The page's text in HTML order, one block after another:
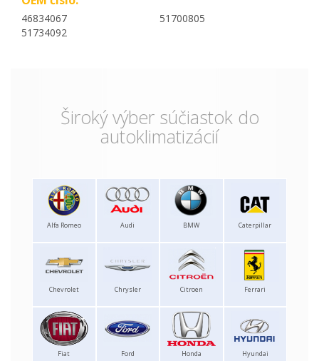
46834067
51700805
51734092
Široký výber súčiastok do
autoklimatizácií
Alfa Romeo Audi BMW Caterpillar
Chevrolet Chrysler Citroen Ferrari
Fiat Ford Honda Hyundai